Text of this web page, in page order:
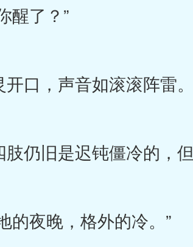
醒了？”
口，声音如滚滚阵雷。
仍旧是迟钝僵冷的，
夜晚，格外的冷。”